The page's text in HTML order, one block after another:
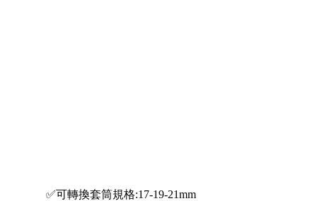
✅可轉換套筒規格:17-19-21mm